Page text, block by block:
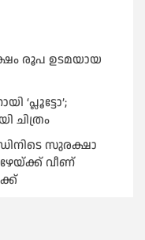
രൂപ ഉടമയായ
‘പ്ലൂട്ടോ’;
ചിത്രം
സുരക്ഷാ
വീണ്